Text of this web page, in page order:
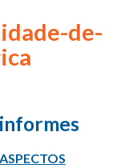
de-